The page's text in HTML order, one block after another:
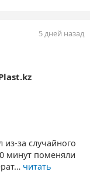
5 дней назад
за случайного
минут поменяли
читать